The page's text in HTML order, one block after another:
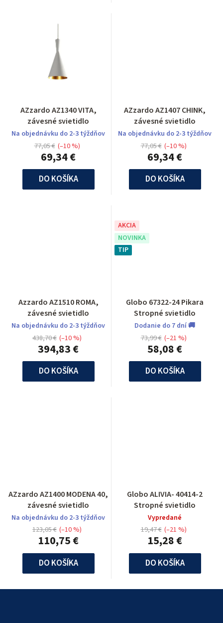
AZzardo AZ1340 VITA,
závesné svietidlo
Na objednávku do 2-3 týždňov
69,34 €
77,05 € (–10 %)
DO KOŠÍKA
AZzardo AZ1407 CHINK,
závesné svietidlo
Na objednávku do 2-3 týždňov
69,34 €
77,05 € (–10 %)
DO KOŠÍKA
Azzardo AZ1510 ROMA,
závesné svietidlo
Na objednávku do 2-3 týždňov
394,83 €
438,70 € (–10 %)
DO KOŠÍKA
AKCIA
NOVINKA
TIP
Globo 67322-24 Pikara
Stropné svietidlo
Dodanie do 7 dní 🚚
58,08 €
73,99 € (–21 %)
DO KOŠÍKA
AZzardo AZ1400 MODENA 40,
závesné svietidlo
Na objednávku do 2-3 týždňov
110,75 €
123,05 € (–10 %)
DO KOŠÍKA
Globo ALIVIA- 40414-2
Stropné svietidlo
Vypredané
15,28 €
19,47 € (–21 %)
DO KOŠÍKA